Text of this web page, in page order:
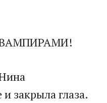
ВАМПИРАМИ!
закрыла глаза.